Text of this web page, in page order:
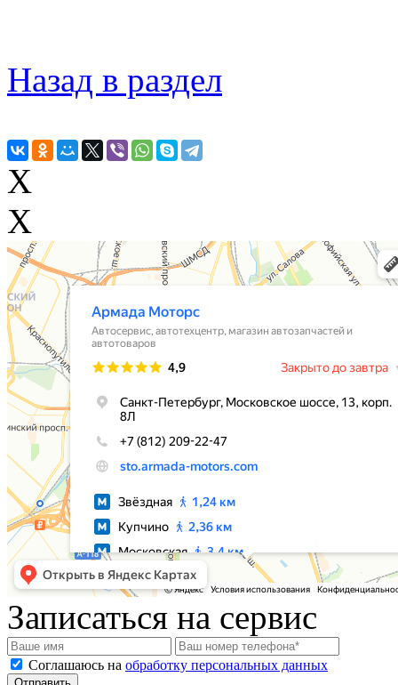
Назад в раздел
X
X
Записаться на сервис
Соглашаюсь на обработку персональных данных